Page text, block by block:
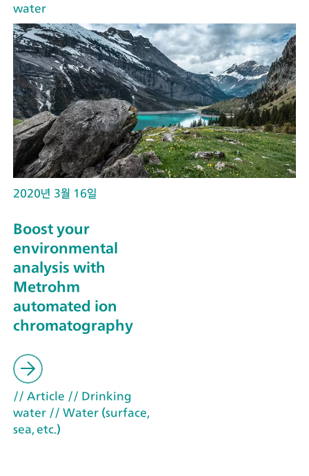
water
2020년 3월 16일
Boost your
environmental
analysis with
Metrohm
automated ion
chromatography
// Article // Drinking
water // Water (surface,
sea, etc.)